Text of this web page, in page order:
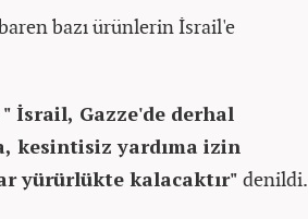
bazı ürünlerin İsrail'e
" İsrail, Gazze'de derhal
kesintisiz yardıma izin
yürürlükte kalacaktır" denildi.